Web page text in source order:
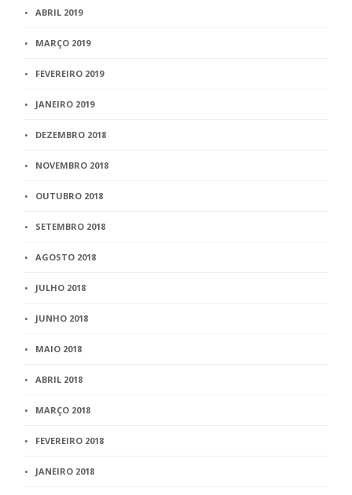
ABRIL 2019
MARÇO 2019
FEVEREIRO 2019
JANEIRO 2019
DEZEMBRO 2018
NOVEMBRO 2018
OUTUBRO 2018
SETEMBRO 2018
AGOSTO 2018
JULHO 2018
JUNHO 2018
MAIO 2018
ABRIL 2018
MARÇO 2018
FEVEREIRO 2018
JANEIRO 2018